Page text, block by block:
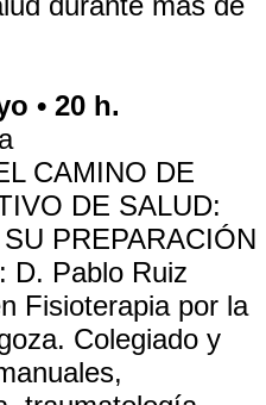
• 20 h.
CAMINO DE
DE SALUD:
PREPARACIÓN
D. Pablo Ruiz
Fisioterapia por la
Colegiado y